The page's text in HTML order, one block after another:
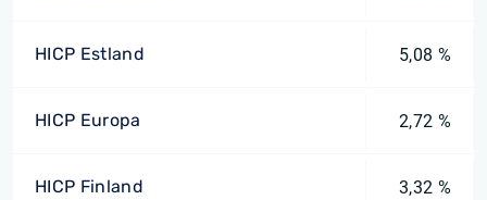
HICP Estland 5,08 %
HICP Europa 2,72 %
HICP Finland 3,32 %